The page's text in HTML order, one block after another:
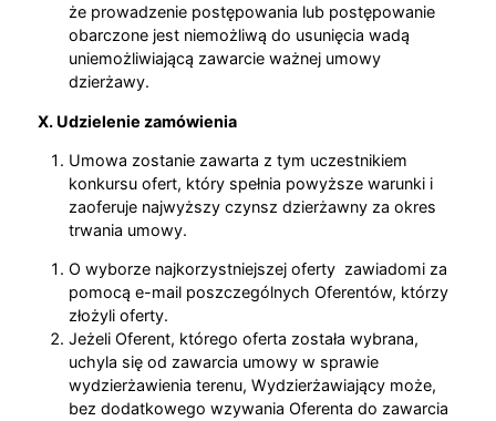
że prowadzenie postępowania lub postępowanie
obarczone jest niemożliwą do usunięcia wadą
uniemożliwiającą zawarcie ważnej umowy
dzierżawy.
X. Udzielenie zamówienia
Umowa zostanie zawarta z tym uczestnikiem
konkursu ofert, który spełnia powyższe warunki i
zaoferuje najwyższy czynsz dzierżawny za okres
trwania umowy.
O wyborze najkorzystniejszej oferty zawiadomi za
pomocą e-mail poszczególnych Oferentów, którzy
złożyli oferty.
Jeżeli Oferent, którego oferta została wybrana,
uchyla się od zawarcia umowy w sprawie
wydzierżawienia terenu, Wydzierżawiający może,
bez dodatkowego wzywania Oferenta do zawarcia